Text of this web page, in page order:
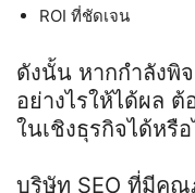
ROI ที่ชัดเจน
ดังนั้น หากกำลังพิ
อย่างไรให้ได้ผล
ในเชิงธุรกิจได้หรื
บริษัท SEO ที่มีคุณ